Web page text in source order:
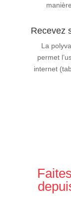
Recevez
La
permet
internet